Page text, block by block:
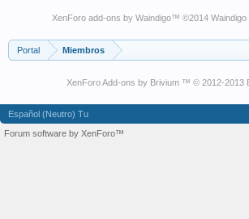
XenForo add-ons by Waindigo™ ©2014
Portal Miembros
XenForo Add-ons by Brivium ™ © 2012-2013
Español (Neutro) Tu
Forum software by XenForo™